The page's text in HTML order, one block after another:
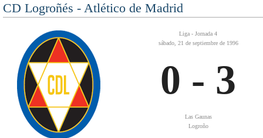
CD Logroñés - Atlético de Madrid
Liga - Jornada 4
sábado, 21 de septiembre de 1996
0 - 3
Las Gaunas
Logroño